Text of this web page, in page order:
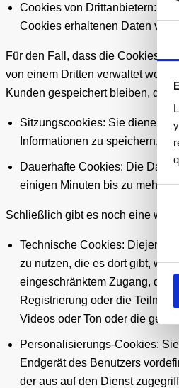
Cookies von Drittanbietern:
Cookies erhaltenen Daten
Für den Fall, dass die Cookies
von einem Dritten verwaltet
Kunden gespeichert bleiben, die
Sitzungscookies: Sie dienen
Informationen zu speichern,
Dauerhafte Cookies: Die
einigen Minuten bis zu
Schließlich gibt es noch eine
Technische Cookies:
zu nutzen, die es dort gibt, wie
eingeschränktem Zugang, die
Registrierung oder die
Videos oder Ton oder die
Personalisierungs-Cookies:
Endgerät des Benutzers
der aus auf den Dienst